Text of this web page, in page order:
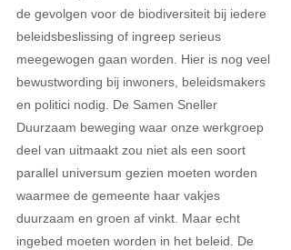
de gevolgen voor de biodiversiteit bij iedere
beleidsbeslissing of ingreep serieus
meegewogen gaan worden. Hier is nog veel
bewustwording bij inwoners, beleidsmakers
en politici nodig. De Samen Sneller
Duurzaam beweging waar onze werkgroep
deel van uitmaakt zou niet als een soort
parallel universum gezien moeten worden
waarmee de gemeente haar vakjes
duurzaam en groen af vinkt. Maar echt
ingebed moeten worden in het beleid. De